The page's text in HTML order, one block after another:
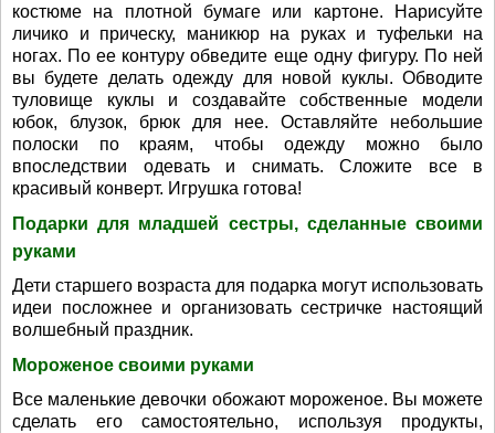
костюме на плотной бумаге или картоне. Нарисуйте
личико и прическу, маникюр на руках и туфельки на
ногах. По ее контуру обведите еще одну фигуру. По ней
вы будете делать одежду для новой куклы. Обводите
туловище куклы и создавайте собственные модели
юбок, блузок, брюк для нее. Оставляйте небольшие
полоски по краям, чтобы одежду можно было
впоследствии одевать и снимать. Сложите все в
красивый конверт. Игрушка готова!
Подарки для младшей сестры, сделанные своими
руками
Дети старшего возраста для подарка могут использовать
идеи посложнее и организовать сестричке настоящий
волшебный праздник.
Мороженое своими руками
Все маленькие девочки обожают мороженое. Вы можете
сделать его самостоятельно, используя продукты,